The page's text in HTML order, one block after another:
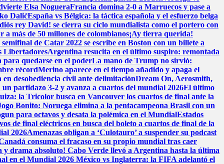
Elsa NogueraFrancia domina 2-0 a Marruecos y pase a
DalićEspaña vs Bélgica: la táctica española y el esfuerzo belga
rey David! se cierra su ciclo mundialista como el portero con
más de 50 millones de colombianos¡Ay tierra querida!
de Catar 2022 se escribe en Boston con un billete a
LibertadoresArgentina resucita en el último suspiro: remontada
quedarse en el poderLa mano de Trump no sirvió:
récordMerino aparece en el tiempo añadido y apaga el
desobediencia civil ante delimitaciónDream On, Aerosmith,
partidazo 3-2 y avanza a cuartos del mundial 2026El último
la Tricolor busca en Vancouver los cuartos de final ante la
Bonito: Noruega elimina a la pentacampeona Brasil con un
para octavos y desata la polémica en el MundialEstados
de final eléctricos en busca del boleto a cuartos de final de la
2026Amenazas obligan a ‘Culotauro’ a suspender su podcast
consuma el fracaso en su propio mundial tras caer
y drama absoluto! Cabo Verde llevó a Argentina hasta la última
en el Mundial 2026 México vs Inglaterra: la FIFA adelantó el